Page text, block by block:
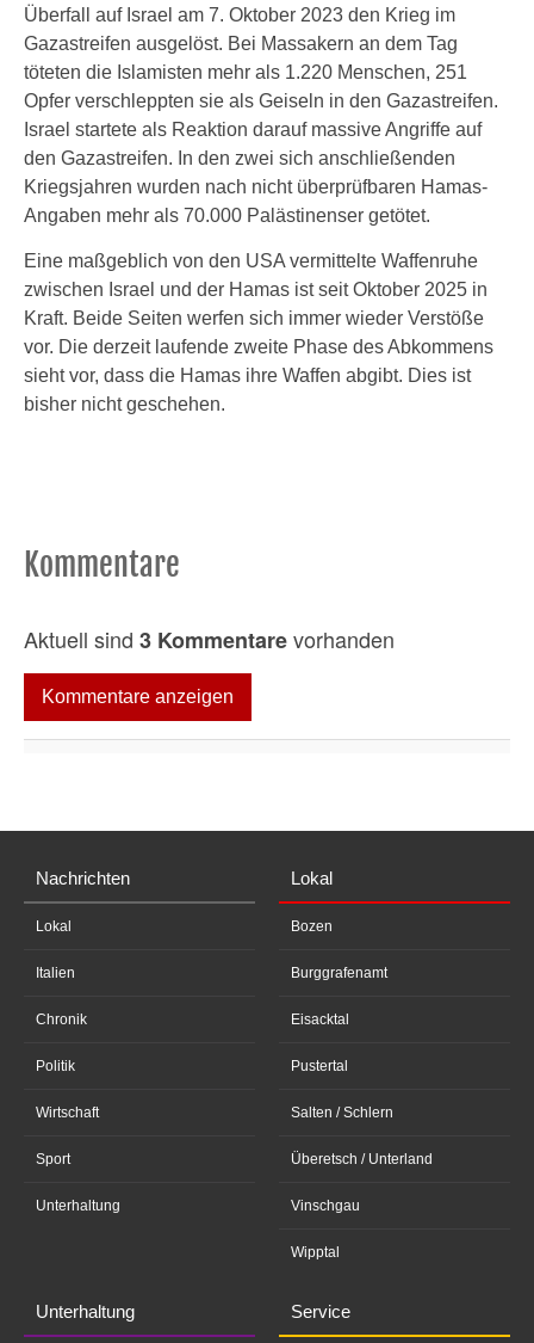
Überfall auf Israel am 7. Oktober 2023 den Krieg im
Gazastreifen ausgelöst. Bei Massakern an dem Tag
töteten die Islamisten mehr als 1.220 Menschen, 251
Opfer verschleppten sie als Geiseln in den Gazastreifen.
Israel startete als Reaktion darauf massive Angriffe auf
den Gazastreifen. In den zwei sich anschließenden
Kriegsjahren wurden nach nicht überprüfbaren Hamas-
Angaben mehr als 70.000 Palästinenser getötet.
Eine maßgeblich von den USA vermittelte Waffenruhe
zwischen Israel und der Hamas ist seit Oktober 2025 in
Kraft. Beide Seiten werfen sich immer wieder Verstöße
vor. Die derzeit laufende zweite Phase des Abkommens
sieht vor, dass die Hamas ihre Waffen abgibt. Dies ist
bisher nicht geschehen.
Kommentare
Aktuell sind 3 Kommentarevorhanden
Kommentare anzeigen
Nachrichten
Lokal
Italien
Chronik
Politik
Wirtschaft
Sport
Unterhaltung
Lokal
Bozen
Burggrafenamt
Eisacktal
Pustertal
Salten / Schlern
Überetsch / Unterland
Vinschgau
Wipptal
Unterhaltung Service